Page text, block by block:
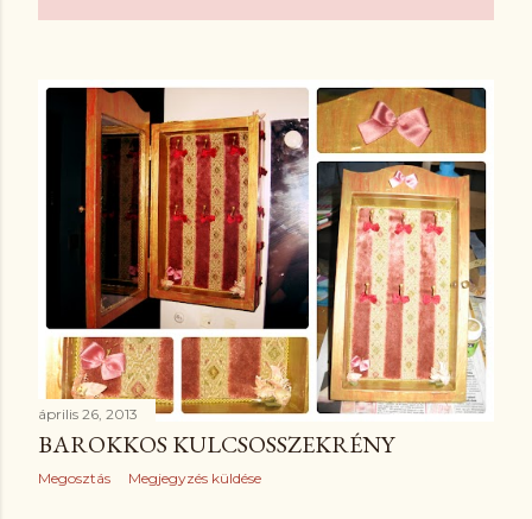
j
é
s
e
k
április 26, 2013
BAROKKOS KULCSOSSZEKRÉNY
Megosztás Megjegyzés küldése